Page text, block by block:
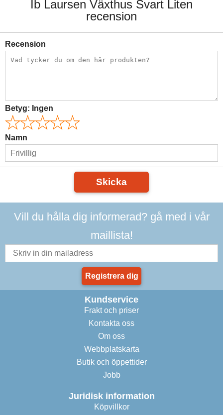
Ib Laursen Växthus Svart Liten
recension
Recension
Betyg: Ingen
Namn
Skicka
Vill du hålla dig informerad? gå med i vår
maillista!
Registrera dig
Kundservice
Frakt och priser
Kontakta oss
Om oss
Webbplatskarta
Butik och öppettider
Jobb
Juridisk information
Köpvillkor